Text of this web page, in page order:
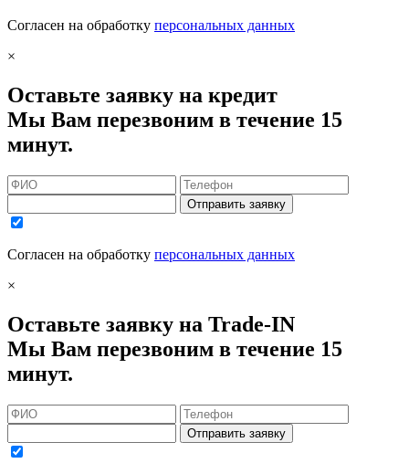
Согласен на обработку персональных данных
×
Оставьте заявку на кредит
Мы Вам перезвоним в течение 15
минут.
Отправить заявку
Согласен на обработку персональных данных
×
Оставьте заявку на Trade-IN
Мы Вам перезвоним в течение 15
минут.
Отправить заявку